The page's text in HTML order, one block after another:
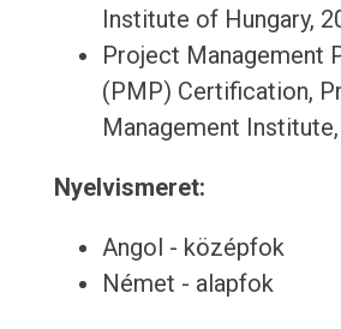
Institute of Hungary,
Project Management
(PMP) Certification,
Management
Nyelvismeret:
Angol - középfok
Német - alapfok